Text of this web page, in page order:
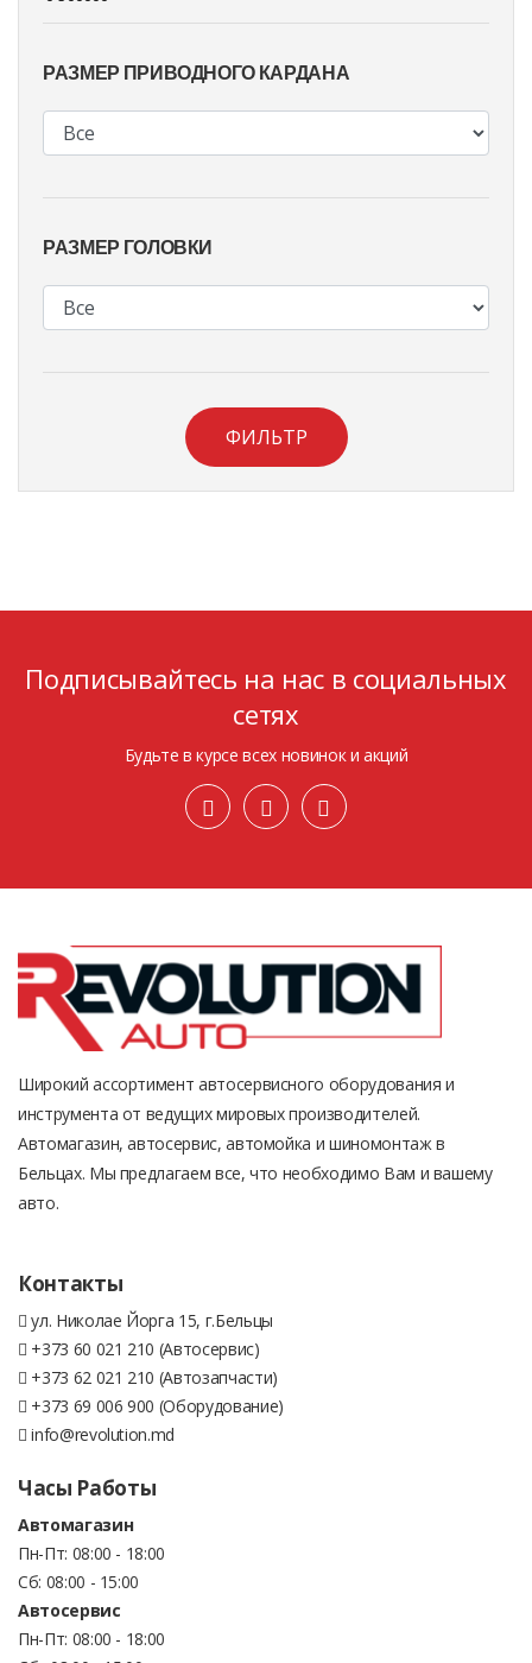
РАЗМЕР ПРИВОДНОГО КАРДАНА
РАЗМЕР ГОЛОВКИ
ФИЛЬТР
Подписывайтесь на нас в социальных
сетях
Будьте в курсе всех новинок и акций
Широкий ассортимент автосервисного оборудования и
инструмента от ведущих мировых производителей.
Автомагазин, автосервис, автомойка и шиномонтаж в
Бельцах. Мы предлагаем все, что необходимо Вам и вашему
авто.
Контакты
ул. Николае Йорга 15, г.Бельцы
+373 60 021 210 (Автосервис)
+373 62 021 210 (Автозапчасти)
+373 69 006 900 (Оборудование)
info@revolution.md
Часы Работы
Автомагазин
Пн-Пт: 08:00 - 18:00
Сб: 08:00 - 15:00
Автосервис
Пн-Пт: 08:00 - 18:00